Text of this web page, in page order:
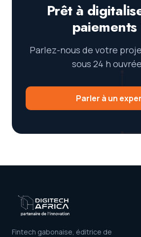
Prêt à
Parlez-nous de votre
sous 24 h
Parler à un
Fintech gabonaise, éditrice de